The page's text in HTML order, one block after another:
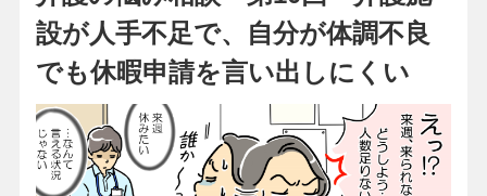
設が人手不足で、自分が体調不良
でも休暇申請を言い出しにくい